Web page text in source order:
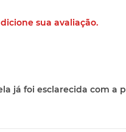
sua avaliação.
já foi esclarecida com a